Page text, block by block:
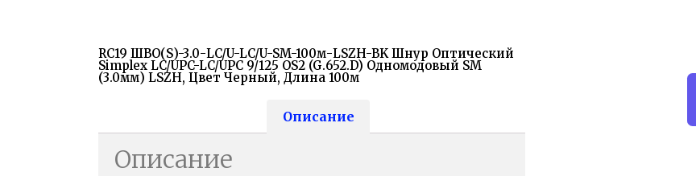
RC19 ШВО(s)-3.0-LC/U-LC/U-SM-100м-LSZH-BK Шнур Оптический
Simplex LC/UPC-LC/UPC 9/125 OS2 (G.652.D) Одномодовый SM
(3.0мм) LSZH, Цвет Черный, Длина 100м
Описание
Описание